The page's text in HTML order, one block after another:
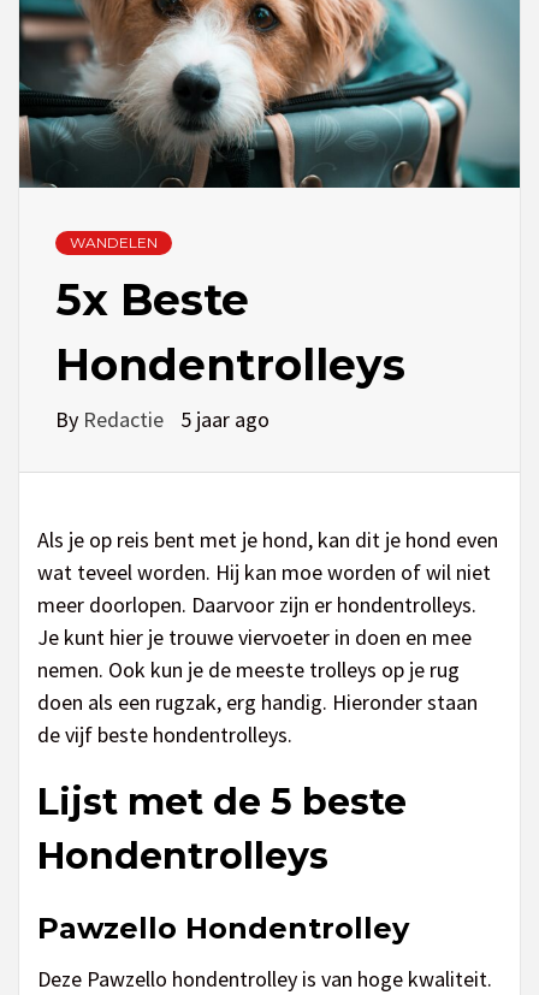
WANDELEN
5x Beste
Hondentrolleys
By Redactie 5 jaar ago
Als je op reis bent met je hond, kan dit je hond even
wat teveel worden. Hij kan moe worden of wil niet
meer doorlopen. Daarvoor zijn er hondentrolleys.
Je kunt hier je trouwe viervoeter in doen en mee
nemen. Ook kun je de meeste trolleys op je rug
doen als een rugzak, erg handig. Hieronder staan
de vijf beste hondentrolleys.
Lijst met de 5 beste
Hondentrolleys
Pawzello Hondentrolley
Deze Pawzello hondentrolley is van hoge kwaliteit.